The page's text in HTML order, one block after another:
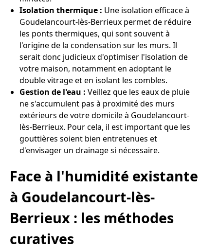
Isolation thermique : Une isolation efficace à
Goudelancourt-lès-Berrieux permet de réduire
les ponts thermiques, qui sont souvent à
l'origine de la condensation sur les murs. Il
serait donc judicieux d'optimiser l'isolation de
votre maison, notamment en adoptant le
double vitrage et en isolant les combles.
Gestion de l'eau : Veillez que les eaux de pluie
ne s'accumulent pas à proximité des murs
extérieurs de votre domicile à Goudelancourt-
lès-Berrieux. Pour cela, il est important que les
gouttières soient bien entretenues et
d'envisager un drainage si nécessaire.
Face à l'humidité existante
à Goudelancourt-lès-
Berrieux : les méthodes
curatives